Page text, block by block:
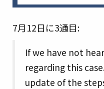
7月12日に3通目:
If we have not
regarding this
update of the